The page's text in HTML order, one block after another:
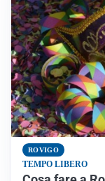
ROVIGO
TEMPO LIBERO